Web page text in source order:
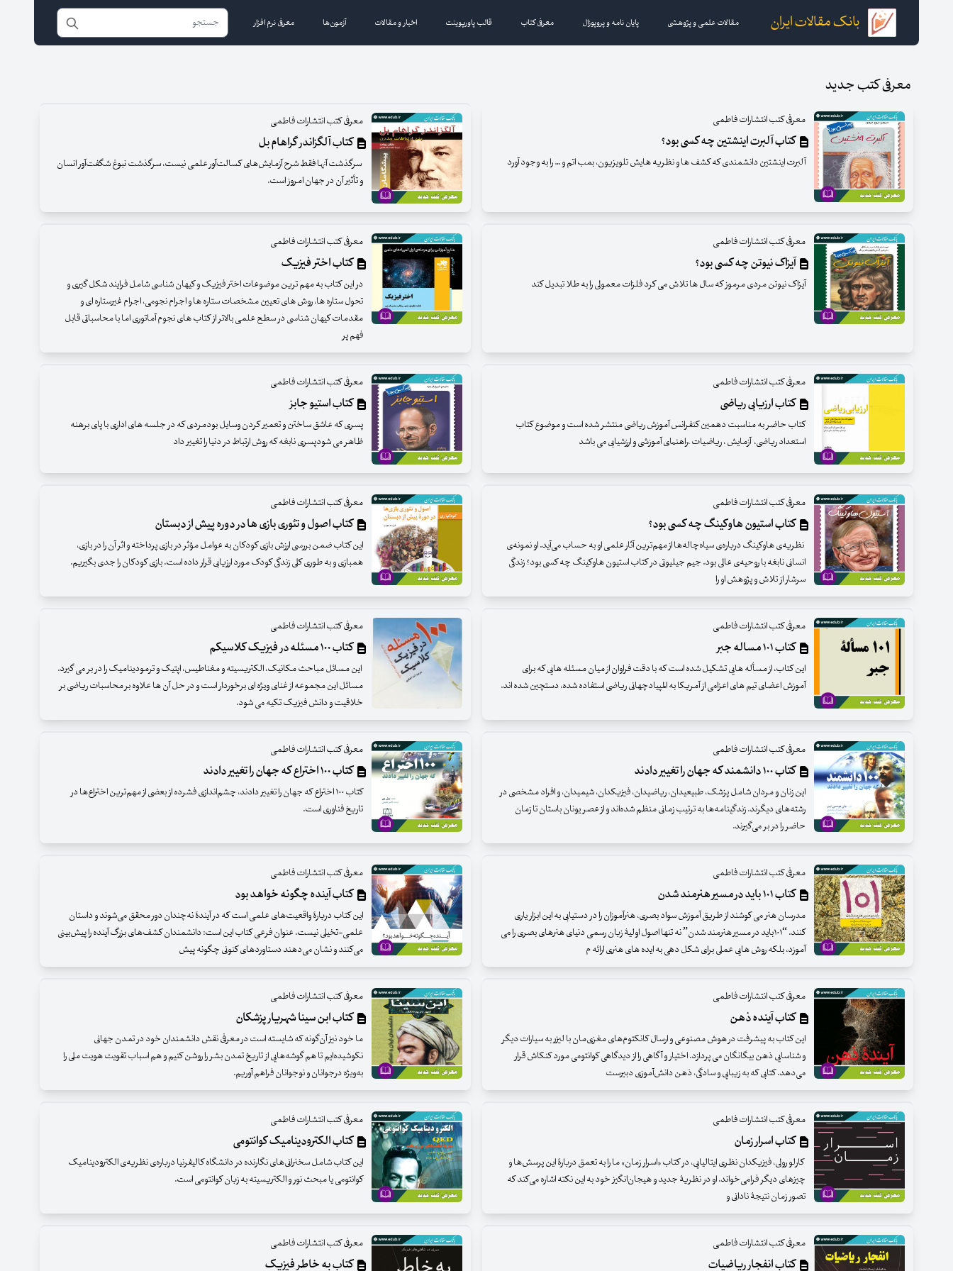
بانک مقالات ایران مقالات علمی و پژوهشی پایان نامه و پروپوزال معرفی کتاب قالب پاورپوینت اخبار و مقالات آزمون‌ها معرفی نرم افزار
معرفی کتب جدید
معرفی کتب انتشارات فاطمی
کتاب آلبرت اینشتین چه کسی بود؟
آلبرت اینشتین دانشمندی که کشف ها و نظریه هایش تلویزیون، بمب اتم و … را به وجود آورد
معرفی کتب انتشارات فاطمی
کتاب آلگزاندر گراهام بل
سرگذشت آنها فقط شرح آزمایش‌های کسالت‌آور علمی نیست، سرگذشت نبوغ شگفت‌آور انسان
و تأثیر آن در جهان امروز است.
معرفی کتب انتشارات فاطمی
آیزاک نیوتن چه کسی بود؟
آیزاک نیوتن مردی مرموز که سال ها تلاش می کرد فلزات معمولی را به طلا تبدیل کند
معرفی کتب انتشارات فاطمی
کتاب اختر فیزیک
در این کتاب به مهم ترین موضوعات اختر فیزیک و کیهان شناسی شامل فرایند شکل گیری و
تحول ستاره ها، روش های تعیین مشخصات ستاره ها و اجرام نجومی، اجرام غیرستاره ای و
مقدمات کیهان شناسی در سطح علمی بالاتر از کتاب های نجوم آماتوری اما با محاسباتی قابل
فهم پر
معرفی کتب انتشارات فاطمی
کتاب ارزیابی ریاضی
کتاب حاضر به مناسبت دهمین کنفرانس آموزش ریاضی منتشر شده است و موضوع کتاب
استعداد ریاضی، آزمایش ، ریاضیات ،راهنمای آموزشی و ارزشیابی می باشد
معرفی کتب انتشارات فاطمی
کتاب استیو جابز
پسری که عاشق ساختن و تعمیر کردن وسایل بودمردی که در جلسه های اداری با پای برهنه
ظاهر می شودپسری نابغه که روش ارتباط در دنیا را تغییر داد
معرفی کتب انتشارات فاطمی
کتاب استیون هاوکینگ چه کسی بود؟
نظریه‌ی هاوکینگ درباره‌ی سیاه‌چاله‌ها از مهم‌ترین آثار علمی او به حساب می‌آید. او نمونه‌ی
انسانی نابغه با روحیه‌ی عالی بود. جیم جیلیوتی در کتاب استیون هاوکینگ چه کسی بود؟ زندگی
سرشار از تلاش و پژوهش او را
معرفی کتب انتشارات فاطمی
کتاب اصول و تئوری بازی ها در دوره پیش از دبستان
این کتاب ضمن بررسی ارزش بازی کودکان به عوامل مؤثر در بازی پرداخته و اثر آن را در بازی،
همبازی و به طوری کلی زندگی کودک مورد ارزیابی قرار داده است. بازی کودکان را جدی بگیریم.
معرفی کتب انتشارات فاطمی
کتاب ۱۰۱ مساله جبر
این کتاب، از مسأله هایی تشکیل شده است که با دقت فراوان از میان مسئله هایی که برای
آموزش اعضای تیم های اعزامی از آمریکا به المپیادچهانی ریاضی استفاده شده، دستچین شده اند.
معرفی کتب انتشارات فاطمی
کتاب ۱۰۰ مسئله در فیزیک کلاسیکم
این مسائل مباحث مکانیک، الکتریسیته و مغناطیس، اپتیک و ترمودینامیک را در بر می گیرد.
مسائل این مجموعه از غنای ویژه ای برخوردار است و در حل آن ها علاوه بر محاسبات ریاضی بر
خلاقیت و دانش فیزیک تکیه می شود.
معرفی کتب انتشارات فاطمی
کتاب ۱۰۰ دانشمند که جهان را تغییر دادند
این زنان و مردان شامل پزشک، طبیعیدان، ریاضیدان، فیزیکدان، شیمیدان، و افراد مشخصی در
رشته‌‌‌های دیگرند. زندگینامه‌‌ها به‌ ترتیب زمانی منظم شده‌‌اند و از عصر یونان باستان تا زمان
حاضر را در بر می‌گیرند.
معرفی کتب انتشارات فاطمی
کتاب ۱۰۰ اختراع که جهان را تغییر دادند
کتاب ۱۰۰ اختراع که جهان را تغییر دادند، چشم‌اندازی فشرده از بعضی از مهم‌ترین اختراع‌ها در
تاریخ فناوری است.
معرفی کتب انتشارات فاطمی
کتاب ۱۰۱ باید در مسیر هنرمند شدن
مدرسان هنر می کوشند از طریق آموزش سواد بصری، هنرآموزان را در دستیابی به این ابزار یاری
کنند. “۱۰۱باید در مسیر هنرمند شدن” نه تنها اصول اولیۀ زبان رسمی دنیای هنرهای بصری را می
آموزد، بلکه روش هایی عملی برای شکل دهی به ایده های هنری ارائه م
معرفی کتب انتشارات فاطمی
کتاب آینده چگونه خواهد بود
این کتاب دربارۀ واقعیت‌های علمی است که در آیندۀ نه‌چندان دور محقق می‌شوند و داستان
علمی-تخیلی نیست. عنوان فرعی کتاب این است: دانشمندان کشف‌های بزرگ آینده را پیش‌بینی
می‌کنند و نشان می‌دهند دستاوردهای کنونی چگونه پیش
معرفی کتب انتشارات فاطمی
کتاب آینده ذهن
این کتاب به پیشرفت در هوش مصنوعی و ارسال کانکتوم‌های مغزی‌مان با لیزر به سیارات دیگر
و شناسایی ذهن بیگانگان می پردازد. اختیار و آگاهی را از دیدگاهی کوانتومی مورد کنکاش قرار
می‌دهد. کتابی که به زیبایی و سادگی، ذهن دانش‌آموزی دبیرست
معرفی کتب انتشارات فاطمی
کتاب ابن سینا شهریار پزشکان
ما خود نیز آن‌گونه که شایسته است در معرفی نقش دانشمندان خود در تمدن جهانی
نکوشیده‌ایم تا هم گوشه‌هایی از تاریخ تمدن بشر را روشن کنیم و هم اسباب تقویت هویت ملی را
به‌ویژه درجوانان و نوجوانان فراهم آوریم.
معرفی کتب انتشارات فاطمی
کتاب اسرار زمان
کارلو رولی، فیزیکدان نظری ایتالیایی، در کتاب «اسرار زمان» ما را به تعمق دربارۀ این پرسش‌‌ها و
چیزهای دیگر فرامی‌خواند. او در نظریۀ جدید و هیجان‌انگیز خود به این نکته اشاره می‌کند که
تصور زمان نتیجۀ نادانی و
معرفی کتب انتشارات فاطمی
کتاب الکترودینامیک کوانتومی
این کتاب شامل سخنرانی‌های نگارنده در دانشگاه کالیفرنیا درباره‌ی نظریه‌ی الکترودینامیک
کوانتومی یا مبحث نور و الکتریسیته به زبان کوانتومی است.
معرفی کتب انتشارات فاطمی
کتاب انفجار ریاضیات
معرفی کتب انتشارات فاطمی
کتاب به خاطر فیزیک